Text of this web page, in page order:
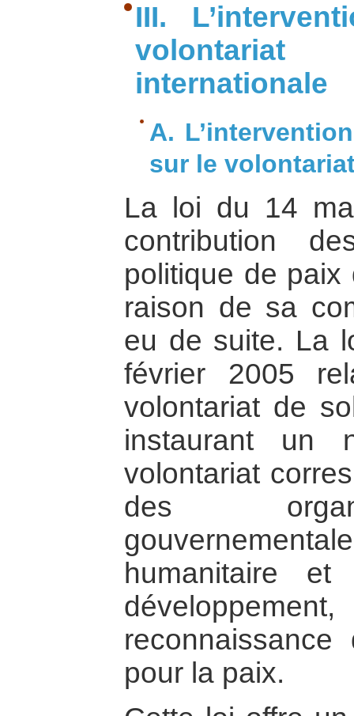
III.
internationale
A.
sur le
La loi du 14
contribution
politique de
raison de sa
eu de suite. La
février 2005
volontariat de
instaurant un
volontariat
des
humanitaire
pour la paix.